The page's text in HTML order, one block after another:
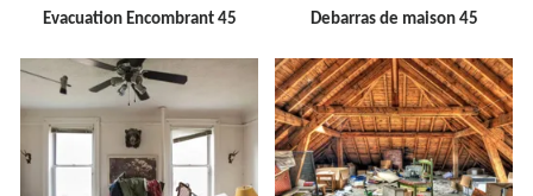
Evacuation Encombrant 45 Debarras de maison 45